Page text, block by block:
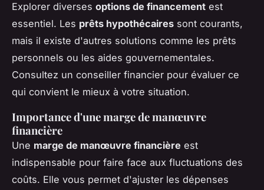
Explorer diverses options de financement est
essentiel. Les prêts hypothécaires sont courants,
mais il existe d'autres solutions comme les prêts
personnels ou les aides gouvernementales.
Consultez un conseiller financier pour évaluer ce
qui convient le mieux à votre situation.
Importance d'une marge de manœuvre
financière
Une marge de manœuvre financière est
indispensable pour faire face aux fluctuations des
coûts. Elle vous permet d'ajuster les dépenses